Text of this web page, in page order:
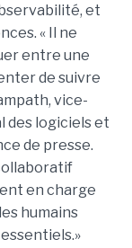
et
« Il ne
entre une
de suivre
vice-
des logiciels et
de presse.
en charge
humains